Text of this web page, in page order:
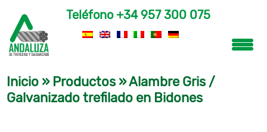
Teléfono+34 957 300 075
Inicio » Productos»Alambre Gris /
Galvanizado trefilado en Bidones